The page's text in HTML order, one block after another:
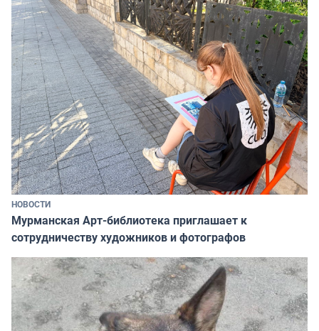
НОВОСТИ
Мурманская Арт-библиотека приглашает к
сотрудничеству художников и фотографов